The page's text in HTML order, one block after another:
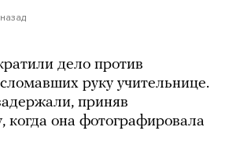
дело против
руку учительнице.
приняв
когда она фотографировала